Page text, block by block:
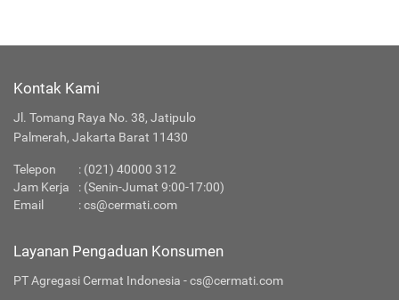
Kontak Kami
Jl. Tomang Raya No. 38, Jatipulo
Palmerah, Jakarta Barat 11430
Telepon : (021) 40000 312
Jam Kerja
: (Senin-Jumat 9:00-17:00)
Email
:cs@cermati.com
Layanan Pengaduan Konsumen
PT Agregasi Cermat Indonesia - cs@cermati.com